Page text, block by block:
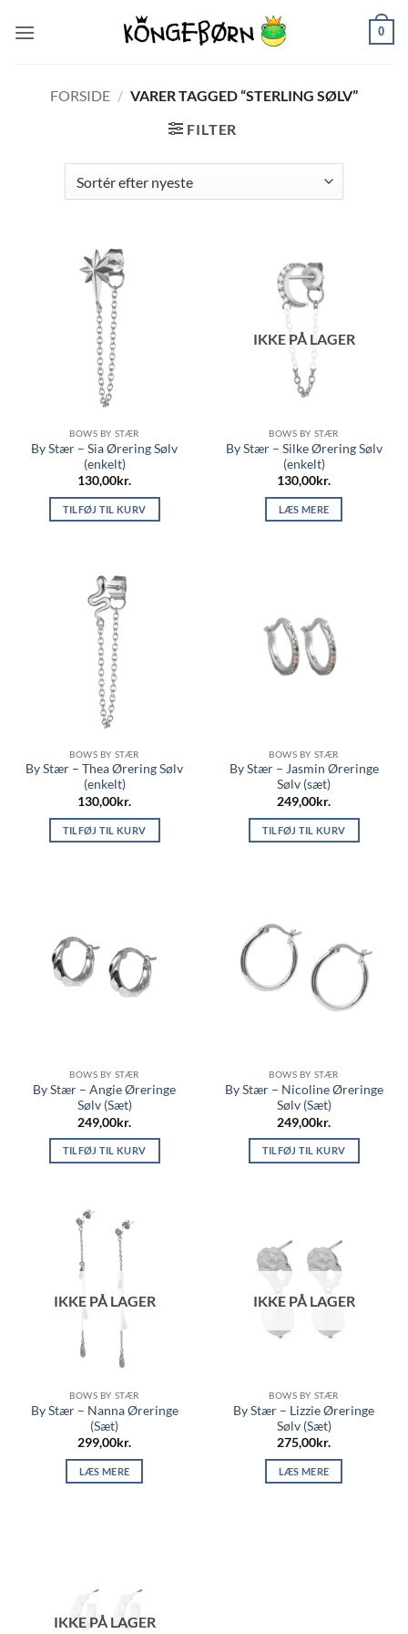
0
FORSIDE / VARER TAGGED “STERLING SØLV”
FILTER
BOWS BY STÆR
By Stær – Sia Ørering Sølv
(enkelt)
130,00kr.
TILFØJ TIL KURV
IKKE PÅ LAGER
BOWS BY STÆR
By Stær – Silke Ørering Sølv
(enkelt)
130,00kr.
LÆS MERE
BOWS BY STÆR
By Stær – Thea Ørering Sølv
(enkelt)
130,00kr.
TILFØJ TIL KURV
BOWS BY STÆR
By Stær – Jasmin Øreringe
Sølv (sæt)
249,00kr.
TILFØJ TIL KURV
BOWS BY STÆR
By Stær – Angie Øreringe
Sølv (Sæt)
249,00kr.
TILFØJ TIL KURV
BOWS BY STÆR
By Stær – Nicoline Øreringe
Sølv (Sæt)
249,00kr.
TILFØJ TIL KURV
IKKE PÅ LAGER
BOWS BY STÆR
By Stær – Nanna Øreringe
(Sæt)
299,00kr.
LÆS MERE
IKKE PÅ LAGER
BOWS BY STÆR
By Stær – Lizzie Øreringe
Sølv (Sæt)
275,00kr.
LÆS MERE
IKKE PÅ LAGER